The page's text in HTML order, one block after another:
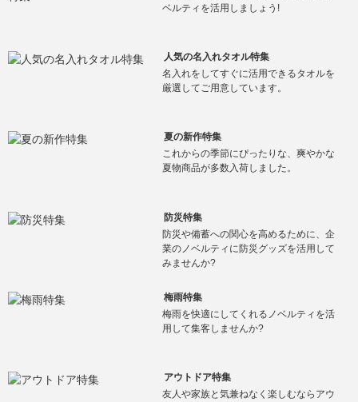
ベルティを活用しましょう!
人気の名入れタオル特集
名入れをしてすぐに活用できるタオルを
厳選してご用意しています。
夏の新作特集
これからの季節にぴったりな、爽やかな
夏物商品が多数入荷しました。
防災特集
防災や備蓄への関心を高めるために、企
業のノベルティに防災グッズを活用して
みませんか?
梅雨特集
梅雨を快適にしてくれるノベルティを活
用して集客しませんか?
アウトドア特集
友人や家族と気兼ねなく楽しむならアウ